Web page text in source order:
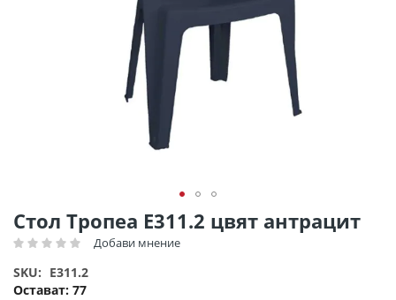
Стол Тропеа Ε311.2 цвят антрацит
Рейтинг: Добави мнение
Остават: 77
SKU E311.2
Преминете
към
началото
на
галерия